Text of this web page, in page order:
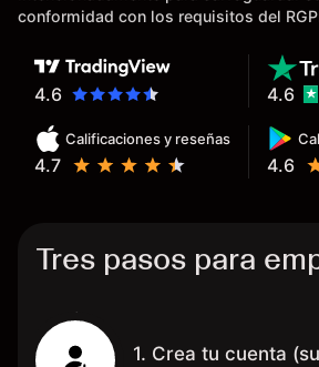
burocracia; y la segunda
hecho de operar en un
determinado, debido a los
Mientras más activo seas, más
dinero te reembolsa. Muchas
conformidad con los requisitos del
4.6
Calificaciones y reseñas
4.7 4.6
4.6
Tres pasos para
1. Crea tu cuenta